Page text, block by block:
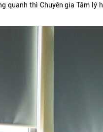
quanh thì Chuyên gia Tâm